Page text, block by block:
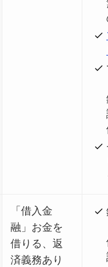
「借入金
融」お金を
借りる、返
済義務あり